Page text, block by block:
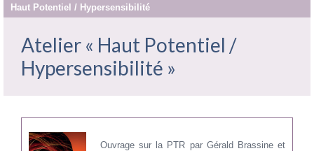
Haut Potentiel / Hypersensibilité
Atelier « Haut Potentiel /
Hypersensibilité »
Ouvrage sur la PTR par Gérald Brassine et